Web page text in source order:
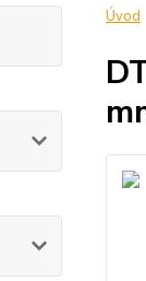
Úvod